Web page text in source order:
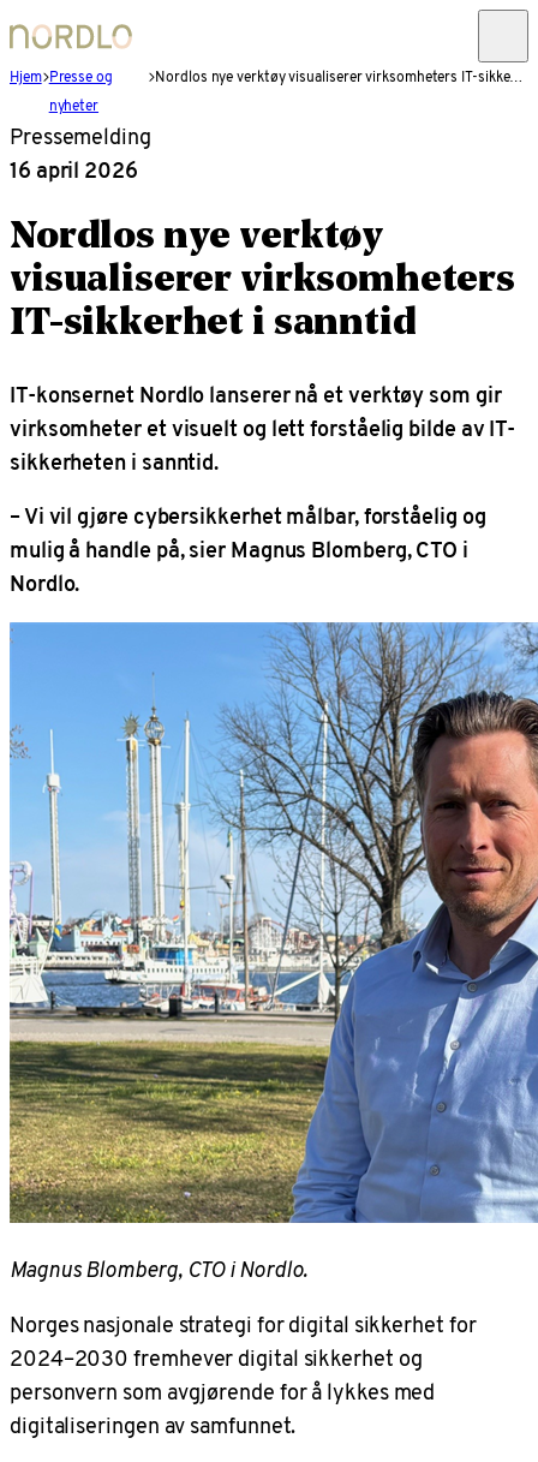
Hjem Presse og
nyheter
Nordlos nye verktøy visualiserer virksomheters IT-sikkerhet i sanntid
Pressemelding
16 april 2026
Nordlos nye verktøy
visualiserer virksomheters
IT-sikkerhet i sanntid
IT-konsernet Nordlo lanserer nå et verktøy som gir
virksomheter et visuelt og lett forståelig bilde av IT-
sikkerheten i sanntid.
– Vi vil gjøre cybersikkerhet målbar, forståelig og
mulig å handle på, sier Magnus Blomberg, CTO i
Nordlo.
Magnus Blomberg, CTO i Nordlo.
Norges nasjonale strategi for digital sikkerhet for
2024–2030 fremhever digital sikkerhet og
personvern som avgjørende for å lykkes med
digitaliseringen av samfunnet.